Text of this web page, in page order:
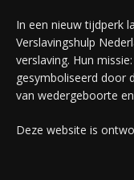
In een nieuw tijdperk
Verslavingshulp
verslaving. Hun
gesymboliseerd door
van wedergeboorte
Deze website is